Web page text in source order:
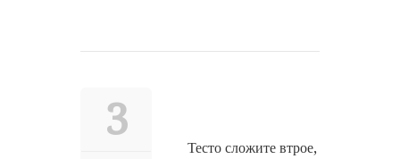
3
Тесто сложите втрое,